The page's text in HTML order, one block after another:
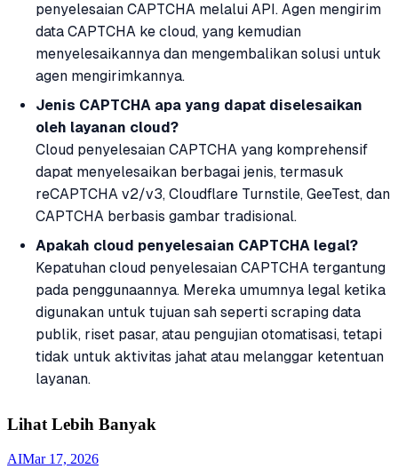
penyelesaian CAPTCHA melalui API. Agen mengirim
data CAPTCHA ke cloud, yang kemudian
menyelesaikannya dan mengembalikan solusi untuk
agen mengirimkannya.
Jenis CAPTCHA apa yang dapat diselesaikan
oleh layanan cloud?
Cloud penyelesaian CAPTCHA yang komprehensif
dapat menyelesaikan berbagai jenis, termasuk
reCAPTCHA v2/v3, Cloudflare Turnstile, GeeTest, dan
CAPTCHA berbasis gambar tradisional.
Apakah cloud penyelesaian CAPTCHA legal?
Kepatuhan cloud penyelesaian CAPTCHA tergantung
pada penggunaannya. Mereka umumnya legal ketika
digunakan untuk tujuan sah seperti scraping data
publik, riset pasar, atau pengujian otomatisasi, tetapi
tidak untuk aktivitas jahat atau melanggar ketentuan
layanan.
Lihat Lebih Banyak
AIMar 17, 2026